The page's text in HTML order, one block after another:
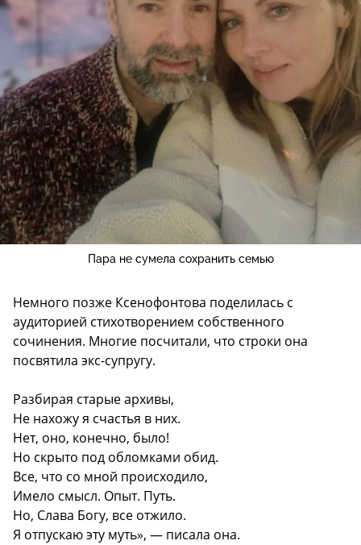
Пара не сумела сохранить семью
Немного позже Ксенофонтова поделилась с
аудиторией стихотворением собственного
сочинения. Многие посчитали, что строки она
посвятила экс-супругу.
Разбирая старые архивы,
Не нахожу я счастья в них.
Нет, оно, конечно, было!
Но скрыто под обломками обид.
Все, что со мной происходило,
Имело смысл. Опыт. Путь.
Но, Слава Богу, все отжило.
Я отпускаю эту муть», — писала она.